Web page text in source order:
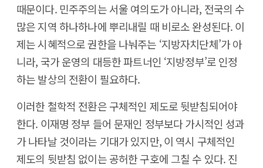
때문이다. 민주주의는 서울 여의도가 아니라, 전국의 수
많은 지역 하나하나에 뿌리내릴 때 비로소 완성된다. 이
제는 시혜적으로 권한을 나눠주는 ‘지방자치단체’가 아
니라, 국가 운영의 대등한 파트너인 ‘지방정부’로 인정
하는 발상의 전환이 필요하다.
이러한 철학적 전환은 구체적인 제도로 뒷받침되어야
한다. 이재명 정부 들어 문재인 정부보다 가시적인 성과
가 나타날 것이라는 기대가 있지만, 이 역시 구체적인
제도의 뒷받침 없이는 공허한 구호에 그칠 수 있다. 진